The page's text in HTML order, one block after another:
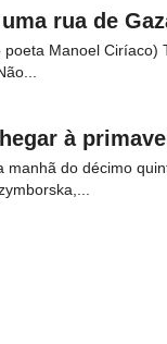
rua de
Manoel Ciríaco)
à
manhã do décimo